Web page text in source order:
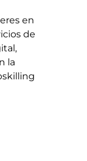
en
de
la